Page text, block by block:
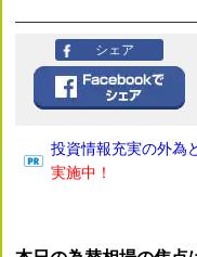
シェア
投資情報充実の外為
実施中！